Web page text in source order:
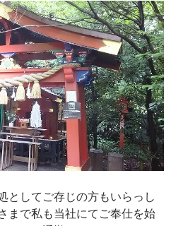
してご存じの方もいらっし
まで私も当社にてご奉仕を始